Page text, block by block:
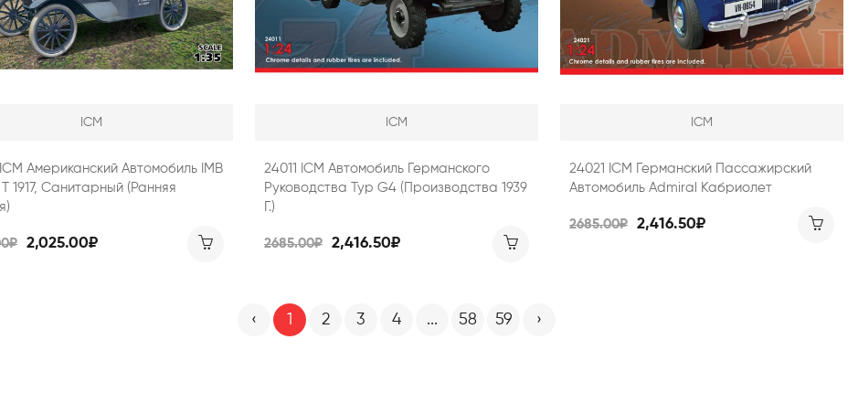
ICM
Американский Автомобиль ІМВ
1917, Санитарный (ранняя
2,025.00₽
ICM
24011 ICM Автомобиль Германского
Руководства Typ G4 (производства 1939
Г.)
2685.00₽ 2,416.50₽
ICM
24021 ICM Германский Пассажирский
Автомобиль Admiral Кабриолет
2685.00₽ 2,416.50₽
‹ 1 2 3 4 ... 58 59 ›